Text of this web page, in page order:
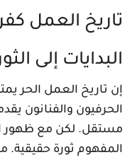
العمل
إلى
تاريخ العمل الحر يمتد
والفنانون
لكن مع ظهور
ثورة حقيقية. من